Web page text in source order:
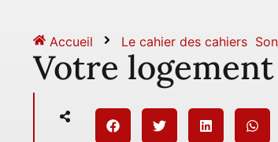
Accueil Le cahier des cahiers
Votre